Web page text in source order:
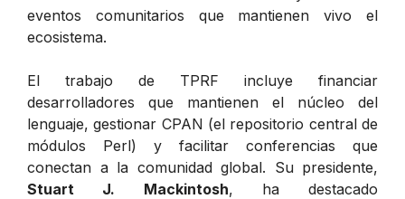
eventos comunitarios que mantienen vivo el
ecosistema.
El trabajo de TPRF incluye financiar
desarrolladores que mantienen el núcleo del
lenguaje, gestionar CPAN (el repositorio central de
módulos Perl) y facilitar conferencias que
conectan a la comunidad global. Su presidente,
Stuart J. Mackintosh, ha destacado